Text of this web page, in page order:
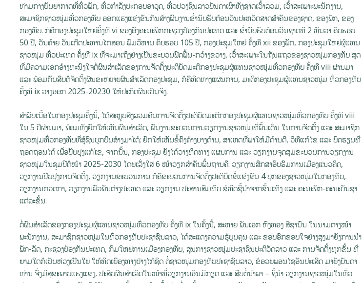
ທ່າມກາງບັນຍາກາດທີ່ທົ່ວພັກ, ທົ່ວກຳລັງປະກອບອາວຸດ, ທົ່ວປວງຊົນລາວບັນດາເຜົ່າທັງຊາດເວົ້າລວມ, ເວົ້າສະເພາະພະນັກງານ,
ສະມາຊິກຊາວໜຸ່ມທົ່ວກອງທັບ ອອກແຮງແຂ່ງຂັນກັນສ້າງຜົນງານຂໍ່ານັບຮັບຕ້ອນວັນປະຫວັດສາດສຳຄັນຂອງຊາດ, ຂອງພັກ, ຂອງ
ກອງທັບ. ກໍຄືກອງປະຊຸມໃຫຍ່ຄັ້ງທີ vi ຂອງອົງຄະນະພັກກະຊວງປ້ອງກັນປະເທດ ແລະ ຂໍ່ານັບຮັບຕ້ອນວັນຊາດທີ 2 ທັນວາ ຄົບຮອບ
50 ປີ, ວັນຄ້າຍ ວັນເກີດປະທານໄກສອນ ພົມວິຫານ ຄົບຮອບ 105 ປີ, ກອງປະຊຸມໃຫຍ່ ຄັ້ງທີ xii ຂອງພັກ, ກອງປະຊຸມໃຫຍ່ຜູ້ແທນ
ຊາວໜຸ່ມ ທົ່ວປະເທດ ຄັ້ງທີ ix ທີ່ຈະມາເຖິງຢ່າງເປັນຂະບວນຟົດຟື້ນ-ກວ້າງຂວາງ, ເວົ້າສະເພາະໃນຖັນແຖວຂອງຊາວໜຸ່ມກອງທັບ ສຸດ
ທີ່ມີຄວາມເອກອ້າງທະນົງໃຈຕໍ່ຜົນສໍາເລັດຂອງການຈັດຕັ້ງປະຕິບັດມະຕິກອງປະຊຸມຜູ້ແທນຊາວໜຸ່ມທົ່ວກອງທັບ ຄັ້ງທີ viii ຜ່ານມາ
ແລະ ພ້ອມກັນສືບຕໍ່ຈັດຕັ້ງຜັນຂະຫຍາຍຜົນສໍາເລັດກອງປະຊຸມ, ກໍຄືທິດທາງແຜນການ, ມະຕິກອງປະຊຸມຜູ້ແທນຊາວໜຸ່ມ ທົ່ວກອງທັບ
ຄັ້ງທີ ix ວາງອອກ 2025-20230 ໃຫ້ປະກົດຜົນເປັນຈິງ.
ສໍາລັບເນື້ອໃນກອງປະຊຸມຄັ້ງນີ້, ໄດ້ສະຫຼຸບສັງລວມຄືນການຈັດຕັ້ງປະຕິບັດມະຕິກກອງປະຊຸມຜູ້ແທນຊາວໜຸ່ມທົ່ວກອງທັບ ຄັ້ງທີ viii
ໃນ 5 ປີຜ່ານມາ, ພ້ອມທັງຍົກໃຫ້ເຫັນຜົນສໍາເລັດ, ຜົນງານຂະບວນການວຽກງານຊາວໜຸ່ມທີ່ພົ້ນເດັ່ນ ໃນການຈັດຕັ້ງ ແລະ ສະມາຊິກ
ຊາວໜຸ່ມທົ່ວກອງທັບທີ່ສູ້ຊົນບຸກບືນສ້າງມາໄດ້; ຍົກໃຫ້ເຫັນຂໍ້ຄົງຄ້າງບາງດ້ານ, ສາເຫດທີ່ພາໃຫ້ມີດ້ານດີ, ວິທີແກ້ໄຂ ແລະ ບົດຮຽນທີ່
ຖອດຖອນໄດ້ ເພື່ອປັບປຸງແກ້ໄຂ, ຈາກນັ້ນ, ກອງປະຊຸມ ຍັງໄດ້ວາງທິດທາງ ແຜນການ ແລະ ວຽກງານຈຸດສຸມຂະບວນການວຽກງານ
ຊາວໜຸ່ມໃນຊຸມປີຕໍ່ໜ້າ 2025-2030 ໂດຍເລັ່ງໃສ່ 6 ໜ້າວຽກສໍາຄັນພື້ນຖານຄື: ວຽກງານສຶກສາອົບຮົມການເມືອງແນວຄິດ,
ວຽກງານປັບປຸງການຈັດຕັ້ງ, ວຽກງານຂະບວນການ ກໍຄືຂະບວນການຈັດຕັ້ງປະຕິບັດຂໍ້ແຂ່ງຂັນ 4 ບຸກຂອງຊາວໜຸ່ມໃນກອງທັບ,
ວຽກງານກວດກາ, ວຽກງານພົວພັນຕ່າງປະເທດ ແລະ ວຽກງານ ປະສານສົມທົບ ຂໍທິດຊີ້ນໍາຈາກຂັ້ນເທິງ ແລະ ຄະນະພັກ-ຄະນະບັນຊາ
ແຕ່ລະຂັ້ນ.
ຕໍ່ຜົນສຳເລັດຂອງກອງປະຊຸມຜູ້ແທນຊາວໜຸ່ມທົ່ວກອງທັບ ຄັ້ງທີ ix ໃນຄັ້ງນີ້, ສະຫາຍ ພັນເອກ ຫົງທອງ ສີຊານົນ ໃນນາມຕາງໜ້າ
ພະນັກງານ, ສະມາຊິກຊາວໜຸ່ມໃນທົ່ວກອງທັບປະຊາຊົນລາວ, ໄດ້ສະແດງຄວາມຮູ້ບຸນຄຸນ ແລະ ຂອບອົກຂອບໃຈຢ່າງສູງມາຍັງການນໍາ
ພັກ-ລັດ, ກະຊວງປ້ອງກັນປະເທດ, ກົມໃຫຍ່ການເມືອງກອງທັບ, ສູນກາງຊາວໜຸ່ມປະຊາຊົນປະຕິວັດລາວ ແລະ ການຈັດຕັ້ງທຸກຂັ້ນ ທີ່
ຍາມໃດກໍເປັນຫ່ວງເປັນໃຍ ໃຫ້ທິດເຍືອງທາງຢ່າງໄກ້ຊິດ ຕໍ່ຊາວໜຸ່ມກອງທັບປະຊາຊົນລາວ, ຂໍອວຍພອນໄຊອັນປະເສີດ ມາຍັງບັນດາ
ທ່ານ ຈົ່ງມີສຸຂະພາບແຮງແຂງ, ປະສົບຜົນສໍາເລັດໃນໜ້າທີ່ວຽກງານອັນມີກຽດ ແລະ ສືບຕໍ່ນໍາພາ – ຊີ້ນໍາ ວຽກງານຊາວໜຸ່ມໃນທົ່ວ